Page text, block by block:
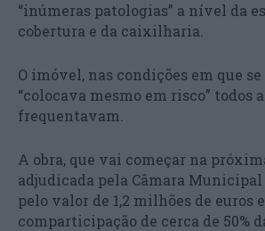
“inúmeras patologias” a nível da
cobertura e da caixilharia.
O imóvel, nas condições em que
“colocava mesmo em risco” todos
frequentavam.
A obra, que vai começar na
adjudicada pela Câmara Municipal
pelo valor de 1,2 milhões de euros
comparticipação de cerca de 50%